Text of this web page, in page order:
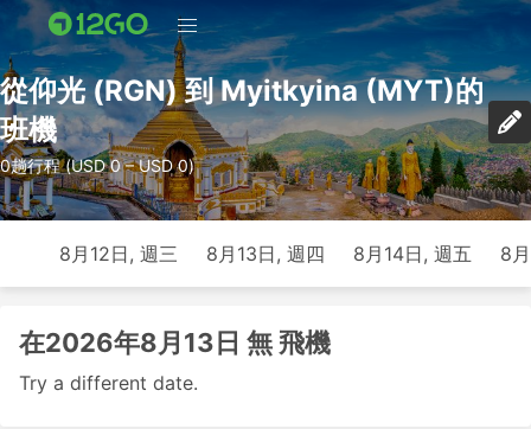
從仰光 (RGN) 到 Myitkyina (MYT)的
班機
0趟行程 (USD 0 – USD 0)
8月12日, 週三 8月13日, 週四 8月14日, 週五 8
在2026年8月13日 無 飛機
Try a different date.